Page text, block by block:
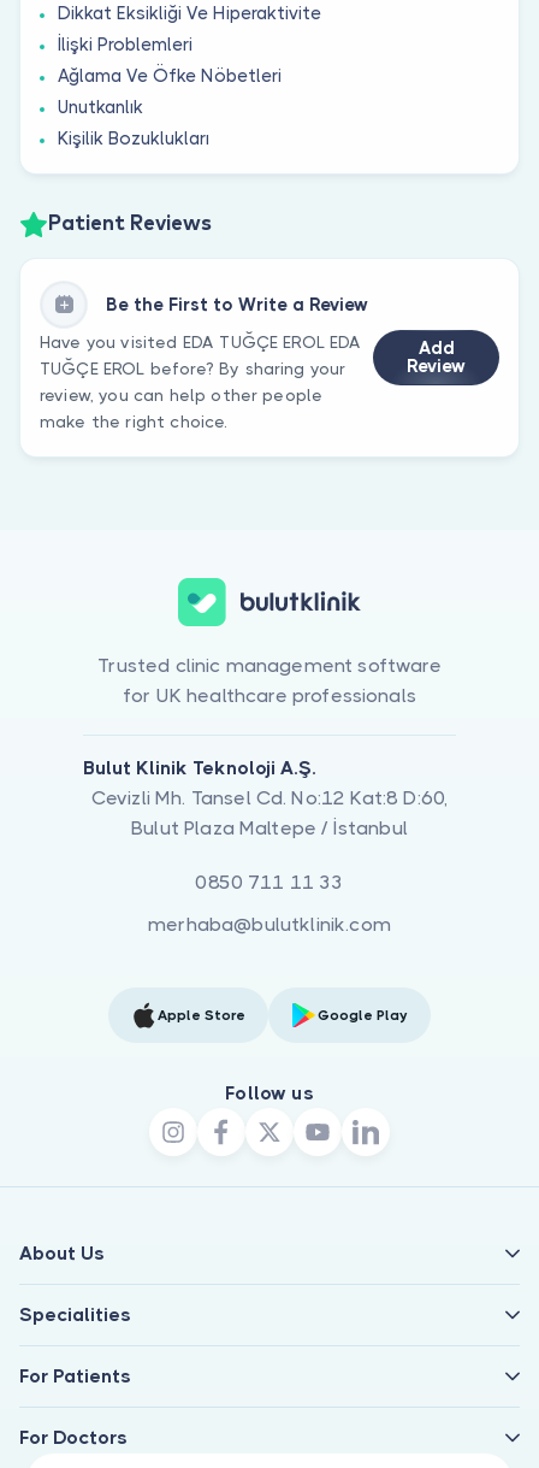
Dikkat Eksikliği Ve Hiperaktivite
İlişki Problemleri
Ağlama Ve Öfke Nöbetleri
Unutkanlık
Kişilik Bozuklukları
Patient Reviews
Be the First to Write a Review
Have you visited EDA TUĞÇE EROL EDA
TUĞÇE EROL before? By sharing your
review, you can help other people
make the right choice.
Add
Review
Trusted clinic management software
for UK healthcare professionals
Bulut Klinik Teknoloji A.Ş.
Cevizli Mh. Tansel Cd. No:12 Kat:8 D:60,
Bulut Plaza Maltepe / İstanbul
0850 711 11 33
merhaba@bulutklinik.com
Apple Store Google Play
Follow us
About Us
Specialities
For Patients
For Doctors